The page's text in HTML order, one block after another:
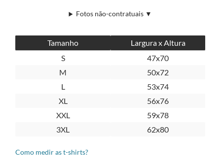
Fotos não-contratuais ▼
Tamanho
Largura x Altura
S
47x70
M
50x72
L
53x74
XL
56x76
XXL
59x78
3XL
62x80
Como medir as t-shirts?